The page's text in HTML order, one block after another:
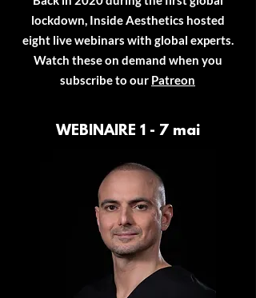
lockdown, Inside Aesthetics hosted
eight live webinars with global experts.
Watch these on demand when you
subscribe to our Patreon
WEBINAIRE 1 - 7 mai